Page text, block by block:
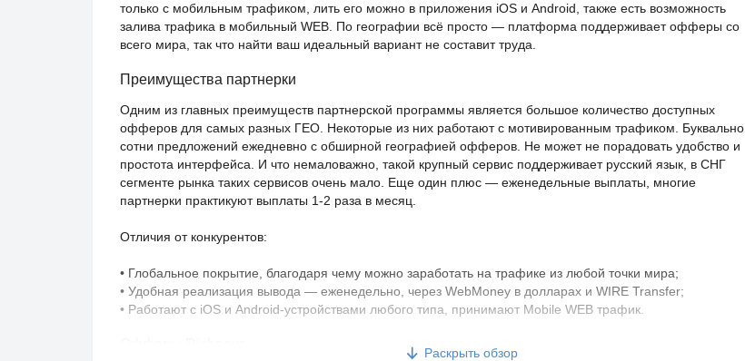
только с мобильным трафиком, лить его можно в приложения iOS и Android, также есть возможность
залива трафика в мобильный WEB. По географии всё просто — платформа поддерживает офферы со
всего мира, так что найти ваш идеальный вариант не составит труда.
Преимущества партнерки
Одним из главных преимуществ партнерской программы является большое количество доступных
офферов для самых разных ГЕО. Некоторые из них работают с мотивированным трафиком. Буквально
сотни предложений ежедневно с обширной географией офферов. Не может не порадовать удобство и
простота интерфейса. И что немаловажно, такой крупный сервис поддерживает русский язык, в СНГ
сегменте рынка таких сервисов очень мало. Еще один плюс — еженедельные выплаты, многие
партнерки практикуют выплаты 1-2 раза в месяц.
Отличия от конкурентов:
• Глобальное покрытие, благодаря чему можно заработать на трафике из любой точки мира;
• Удобная реализация вывода — еженедельно, через WebMoney в долларах и WIRE Transfer;
• Работают с iOS и Android-устройствами любого типа, принимают Mobile WEB трафик.
Раскрыть обзор